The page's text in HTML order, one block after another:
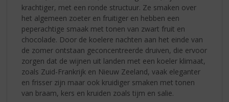
krachtiger, met een ronde structuur. Ze smaken over
het algemeen zoeter en fruitiger en hebben een
peperachtige smaak met tonen van zwart fruit en
chocolade. Door de koelere nachten aan het einde van
de zomer ontstaan geconcentreerde druiven, die ervoor
zorgen dat de wijnen uit landen met een koeler klimaat,
zoals Zuid-Frankrijk en Nieuw Zeeland, vaak eleganter
en frisser zijn maar ook kruidiger smaken met tonen
van braam, kers en kruiden zoals tijm en salie.